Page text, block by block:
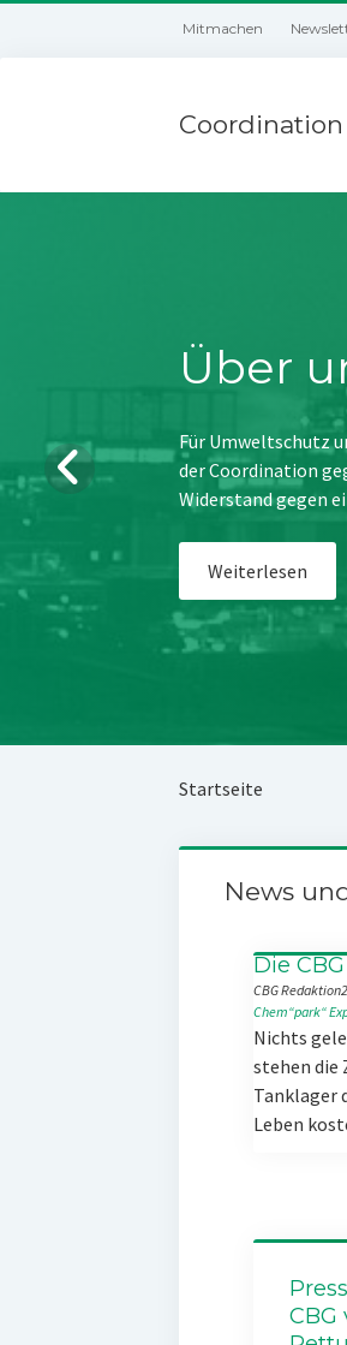
Mitmachen
Coordination
Über
Für Umweltschutz
der Coordination
Widerstand gegen
Weiterlesen
Startseite
News
Die
CBG Redaktion
Chem“park“
Nichts
stehen die
Tanklager
Leben
CBG